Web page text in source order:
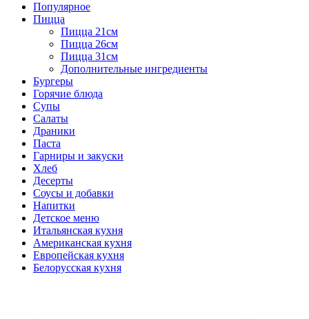
Популярное
Пицца
Пицца 21см
Пицца 26см
Пицца 31см
Дополнительные ингредиенты
Бургеры
Горячие блюда
Супы
Салаты
Драники
Паста
Гарниры и закуски
Хлеб
Десерты
Соусы и добавки
Напитки
Детское меню
Итальянская кухня
Американская кухня
Европейская кухня
Белорусская кухня